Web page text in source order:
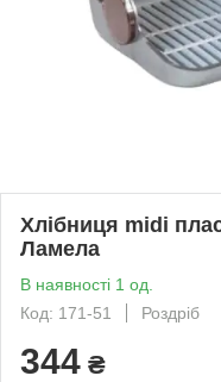
Хлібниця midi
Ламела
В наявності 1 од.
Код: 171-51
Роздріб
344 ₴